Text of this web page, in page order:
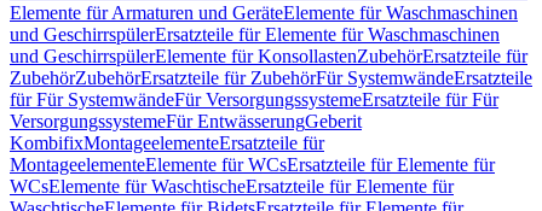
Elemente für Armaturen und GeräteElemente für Waschmaschinen
und GeschirrspülerErsatzteile für Elemente für Waschmaschinen
und GeschirrspülerElemente für KonsollastenZubehörErsatzteile für
ZubehörZubehörErsatzteile für ZubehörFür SystemwändeErsatzteile
für Für SystemwändeFür VersorgungssystemeErsatzteile für Für
VersorgungssystemeFür EntwässerungGeberit
KombifixMontageelementeErsatzteile für
MontageelementeElemente für WCsErsatzteile für Elemente für
WCsElemente für WaschtischeErsatzteile für Elemente für